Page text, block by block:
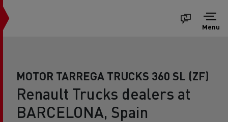
Menu
MOTOR TARREGA TRUCKS 360 SL (ZF)
Renault Trucks dealers at
BARCELONA, Spain